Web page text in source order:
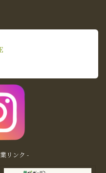
リンク -